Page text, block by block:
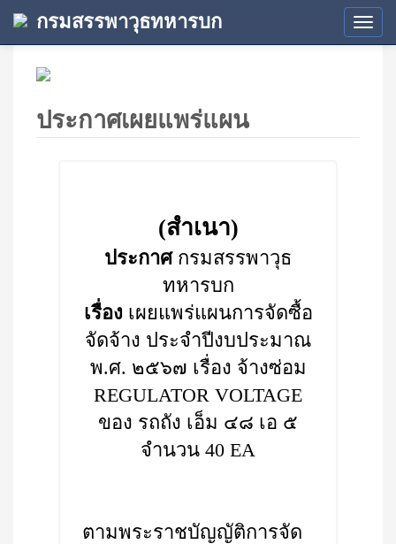
กรมสรรพาวุธทหารบก
ประกาศเผยแพร่แผน
(สำเนา)
ประกาศกรมสรรพาวุธ
ทหารบก
เรื่อง เผยแพร่แผนการจัดซื้อ
จัดจ้าง ประจำปีงบประมาณ
พ.ศ. ๒๕๖๗ เรื่อง จ้างซ่อม
REGULATOR VOLTAGE
ของ รถถัง เอ็ม ๔๘ เอ ๕
จำนวน 40 EA
ตามพระราชบัญญัติการจัด